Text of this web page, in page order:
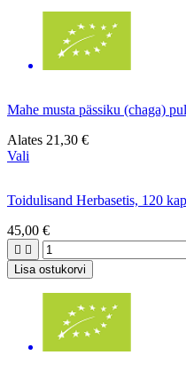
Mahe musta pässiku (chaga)
Alates 21,30 €
Vali
Toidulisand Herbasetis, 120
45,00 €
 
Lisa ostukorvi